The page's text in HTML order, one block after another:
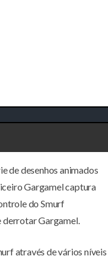
de desenhos animados
Gargamel captura
do Smurf
derrotar Gargamel.
através de vários níveis